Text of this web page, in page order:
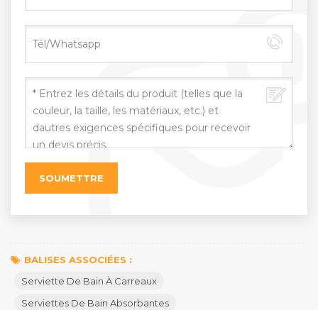
BALISES ASSOCIÉES :
Serviette De Bain À Carreaux
Serviettes De Bain Absorbantes